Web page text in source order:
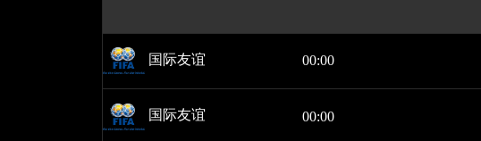
国际友谊 00:00
国际友谊 00:00